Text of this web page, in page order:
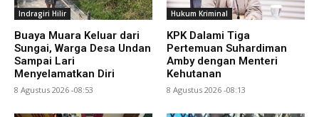
Indragiri Hilir
Buaya Muara Keluar dari
Sungai, Warga Desa Undan
Sampai Lari
Menyelamatkan Diri
8 Agustus 2026 -08:53
Hukum Kriminal
KPK Dalami Tiga
Pertemuan Suhardiman
Amby dengan Menteri
Kehutanan
8 Agustus 2026 -08:13